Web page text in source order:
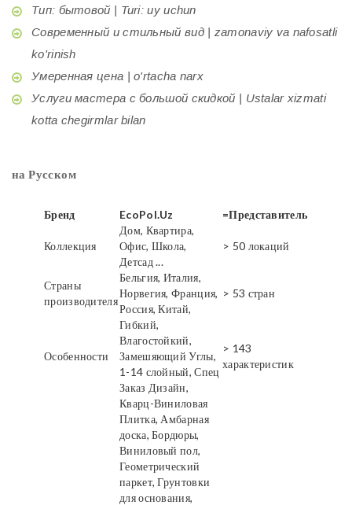
Тип: бытовой | Turi: uy uchun
Современный и стильный вид | zamonaviy va nafosatli
ko'rinish
Умеренная цена | o'rtacha narx
Услуги мастера с большой скидкой | Ustalar xizmati
kotta chegirmlar bilan
на Русском
Бренд EcoPol.Uz =Представитель
Коллекция
Дом, Квартира,
Офис, Школа,
Детсад ...
> 50 локаций
Страны
производителя
Бельгия, Италия,
Норвегия, Франция,
Россия, Китай,
> 53 стран
Особенности
Гибкий,
Влагостойкий,
Замешяющий Углы,
1-14 слойный, Спец
Заказ Дизайн,
> 143
характеристик
Кварц-Виниловая
Плитка, Амбарная
доска, Бордюры,
Виниловый пол,
Геометрический
паркет, Грунтовки
для основания,